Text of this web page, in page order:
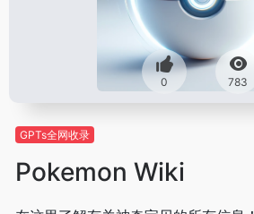
0 783
GPTs全网收录
Pokemon Wiki